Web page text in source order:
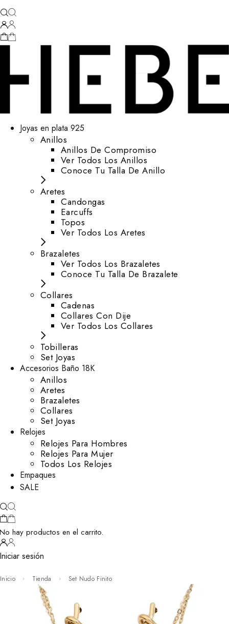
Joyas en plata 925
Anillos
Anillos De Compromiso
Ver Todos Los Anillos
Conoce Tu Talla De Anillo
Aretes
⁠Candongas
Earcuffs
Topos
Ver Todos Los Aretes
Brazaletes
Ver Todos Los Brazaletes
Conoce Tu Talla De Brazalete
Collares
Cadenas
Collares Con Dije
Ver Todos Los Collares
Tobilleras
Set Joyas
Accesorios Baño 18K
Anillos
Aretes
Brazaletes
Collares
Set Joyas
Relojes
Relojes Para Hombres
Relojes Para Mujer
Todos Los Relojes
Empaques
SALE
hay productos en el carrito.
sesión
Inicio Tienda Set Nudo Finito